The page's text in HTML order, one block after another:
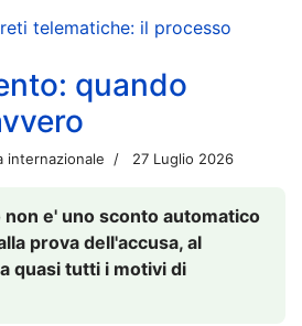
telematiche: il processo
quando
internazionale 27 Luglio 2026
e' uno sconto automatico
prova dell'accusa, al
quasi tutti i motivi di